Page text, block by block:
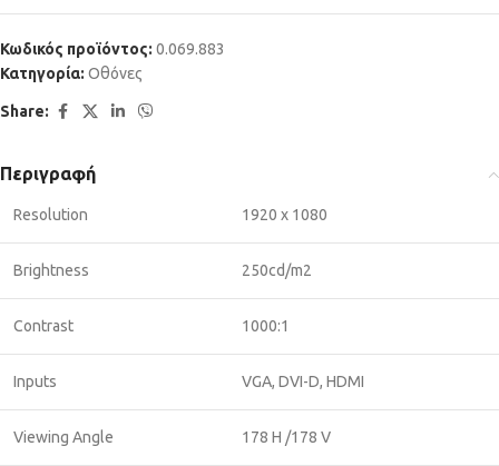
Κωδικός προϊόντος: 0.069.883
Κατηγορία: Οθόνες
Share:
Περιγραφή
Resolution 1920 x 1080
Brightness 250cd/m2
Contrast 1000:1
Inputs VGA, DVI-D, HDMI
Viewing Angle 178 H /178 V